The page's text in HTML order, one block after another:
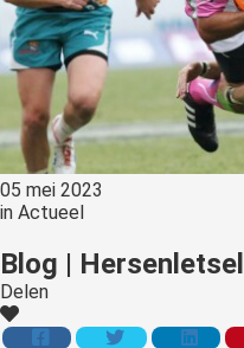
05 mei 2023
in Actueel
Blog |
Delen